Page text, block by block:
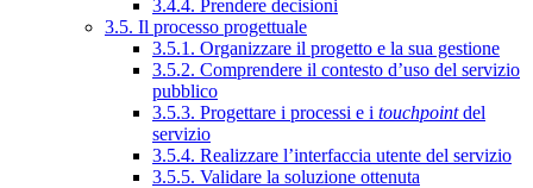
3.4.4. Prendere decisioni
3.5. Il processo progettuale
3.5.1. Organizzare il progetto e la sua gestione
3.5.2. Comprendere il contesto d’uso del servizio
pubblico
3.5.3. Progettare i processi e i touchpointdel
servizio
3.5.4. Realizzare l’interfaccia utente del servizio
3.5.5. Validare la soluzione ottenuta